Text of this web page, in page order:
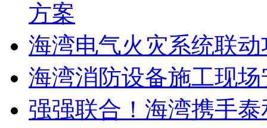
方案
海湾电气火灾系统联
海湾消防设备施工现
强强联合！海湾携手